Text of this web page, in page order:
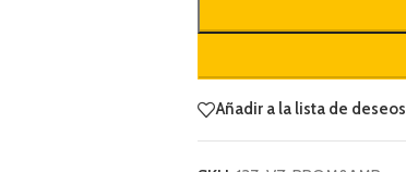
Añadir a la lista de deseos